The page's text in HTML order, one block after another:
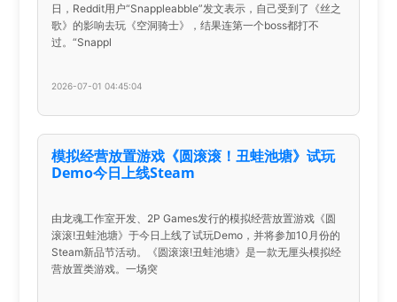
日，Reddit用户“Snappleabble”发文表示，自己受到了《丝之
歌》的影响去玩《空洞骑士》，结果连第一个boss都打不
过。“Snappl
2026-07-01 04:45:04
模拟经营放置游戏《圆滚滚！丑蛙池塘》试玩
Demo今日上线Steam
由龙魂工作室开发、2P Games发行的模拟经营放置游戏《圆
滚滚!丑蛙池塘》于今日上线了试玩Demo，并将参加10月份的
Steam新品节活动。《圆滚滚!丑蛙池塘》是一款无厘头模拟经
营放置类游戏。一场突